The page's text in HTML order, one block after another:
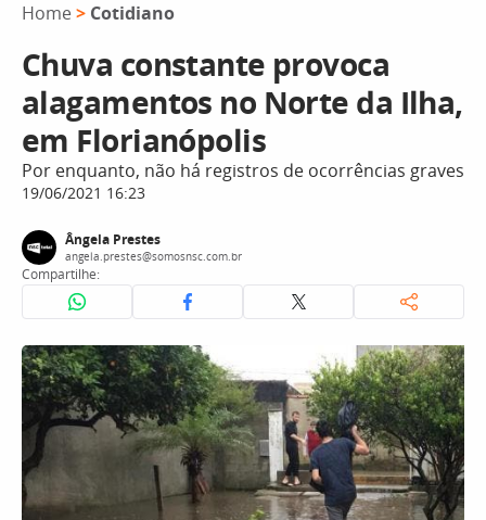
Home > Cotidiano
Chuva constante provoca
alagamentos no Norte da Ilha,
em Florianópolis
Por enquanto, não há registros de ocorrências graves
19/06/2021 16:23
Ângela Prestes
angela.prestes@somosnsc.com.br
Compartilhe: